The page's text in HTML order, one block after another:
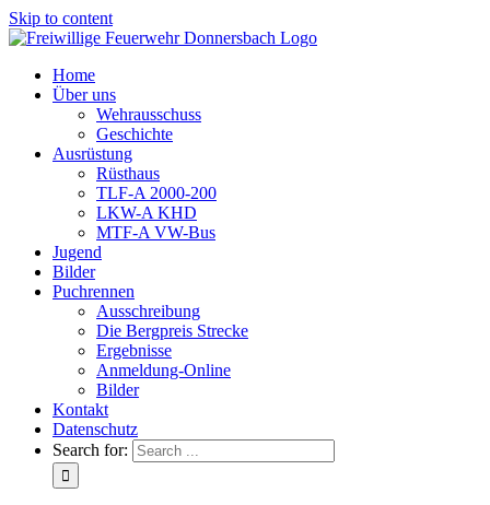
Skip to content
Home
Über uns
Wehrausschuss
Geschichte
Ausrüstung
Rüsthaus
TLF-A 2000-200
LKW-A KHD
MTF-A VW-Bus
Jugend
Bilder
Puchrennen
Ausschreibung
Die Bergpreis Strecke
Ergebnisse
Anmeldung-Online
Bilder
Kontakt
Datenschutz
Search for: